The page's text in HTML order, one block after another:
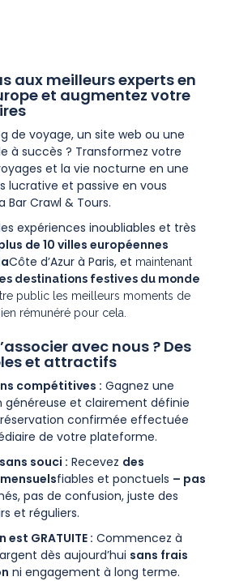
aux meilleurs experts en
et augmentez votre
de voyage, un site web ou une
à succès ? Transformez votre
et la vie nocturne en une
lucrative et passive en vous
Bar Crawl & Tours.
expériences inoubliables et très
de 10 villes européennes
Côte d’Azur à Paris, et maintenant
destinations festives du monde
public les meilleurs moments de
rémunéré pour cela.
avec nous ? Des
et attractifs
compétitives : Gagnez une
généreuse et clairement définie
confirmée effectuée
de votre plateforme.
souci : Recevez des
fiables et ponctuels – pas
pas de confusion, juste des
et réguliers.
est GRATUITE : Commencez à
dès aujourd’hui sans frais
ni engagement à long terme.